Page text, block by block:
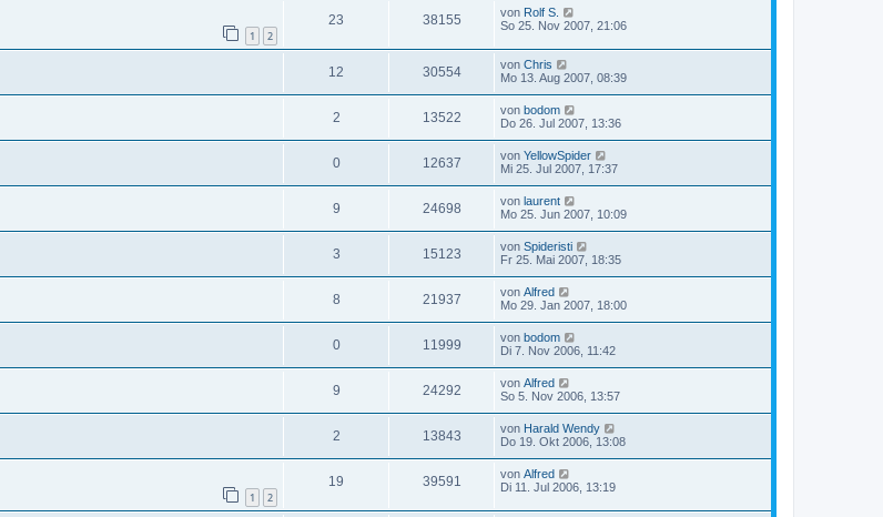
1 2
23 38155 von Rolf S.
So 25. Nov 2007, 21:06
12 30554 von Chris
Mo 13. Aug 2007, 08:39
2 13522 von bodom
Do 26. Jul 2007, 13:36
0 12637 von YellowSpider
Mi 25. Jul 2007, 17:37
9 24698 von laurent
Mo 25. Jun 2007, 10:09
3 15123 von Spideristi
Fr 25. Mai 2007, 18:35
8 21937 von Alfred
Mo 29. Jan 2007, 18:00
0 11999 von bodom
Di 7. Nov 2006, 11:42
9 24292 von Alfred
So 5. Nov 2006, 13:57
2 13843 von Harald Wendy
Do 19. Okt 2006, 13:08
1 2
19 39591 von Alfred
Di 11. Jul 2006, 13:19